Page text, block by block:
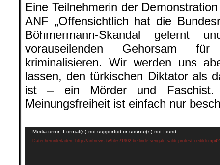
Eine Teilnehmerin der
ANF „Offensichtlich hat die
Böhmermann-Skandal gelernt
vorauseilenden Gehorsam für
kriminalisieren. Wir werden uns
lassen, den türkischen Diktator als
ist – ein Mörder und
Meinungsfreiheit ist einfach nur
Video-
Player
Media error: Format(s) not supported or source(s) not found
Datei herunterladen: http://anfnews.tv/files/1902-berlinde-sengale-saldr-protesto-